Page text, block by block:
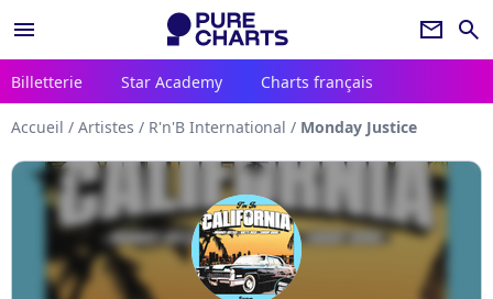
menu newsletter search
Billetterie Star Academy Charts français
Accueil / Artistes / R'n'B International / Monday Justice